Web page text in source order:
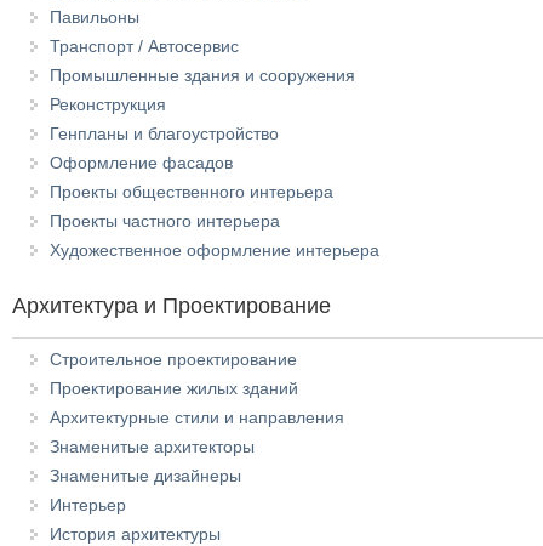
Павильоны
Транспорт / Автосервис
Промышленные здания и сооружения
Реконструкция
Генпланы и благоустройство
Оформление фасадов
Проекты общественного интерьера
Проекты частного интерьера
Художественное оформление интерьера
Архитектура и Проектирование
Строительное проектирование
Проектирование жилых зданий
Архитектурные стили и направления
Знаменитые архитекторы
Знаменитые дизайнеры
Интерьер
История архитектуры